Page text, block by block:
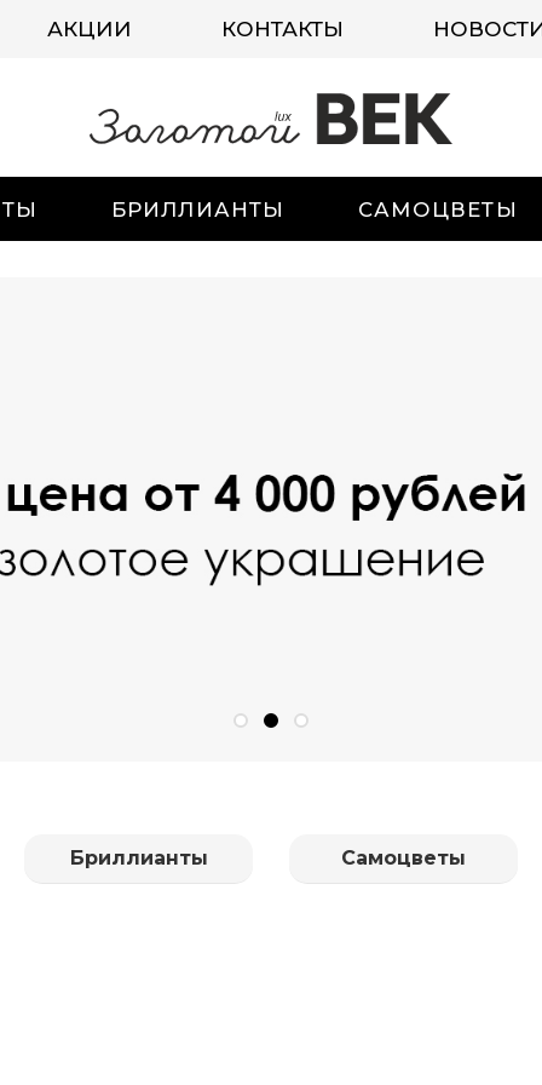
АКЦИИ КОНТАКТЫ
БРИЛЛИАНТЫ САМОЦВЕТЫ
Бриллианты Самоцветы